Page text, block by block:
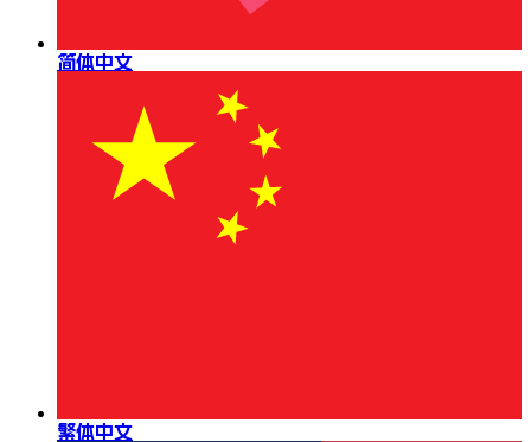
简体中文
繁体中文